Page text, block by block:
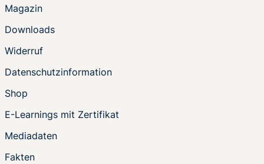
Magazin
Downloads
Widerruf
Datenschutzinformation
Shop
E-Learnings mit Zertifikat
Mediadaten
Fakten